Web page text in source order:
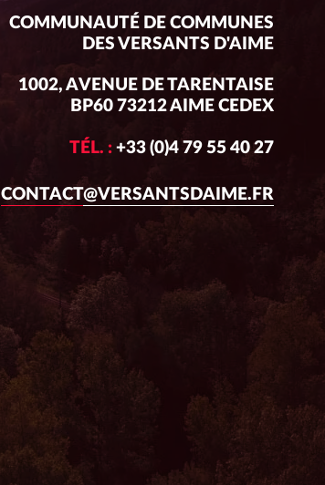
COMMUNAUTÉ DE COMMUNES
DES VERSANTS D'AIME
1002, AVENUE DE TARENTAISE
BP60 73212 AIME CEDEX
TÉL. : +33 (0)4 79 55 40 27
CONTACT@VERSANTSDAIME.FR